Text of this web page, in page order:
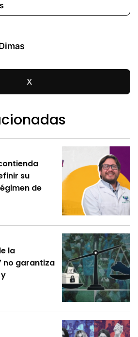
X
su
de
la
no garantiza